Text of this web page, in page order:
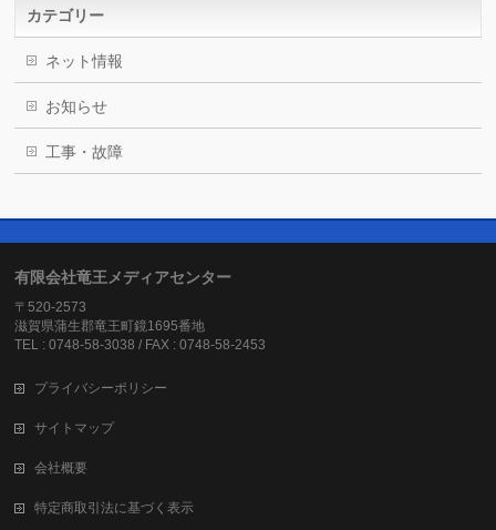
カテゴリー
ネット情報
お知らせ
工事・故障
有限会社竜王メディアセンター
〒520-2573
滋賀県蒲生郡竜王町鏡1695番地
TEL : 0748-58-3038 / FAX : 0748-58-2453
プライバシーポリシー
サイトマップ
会社概要
特定商取引法に基づく表示